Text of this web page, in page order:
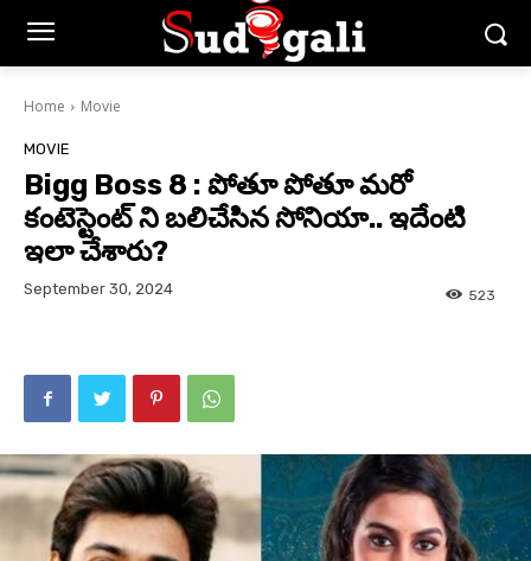
Home Movie
MOVIE
Bigg Boss 8 : పోతూ పోతూ మరో
కంటెస్టెంట్ ని బలిచేసిన సోనియా.. ఇదేంటి
ఇలా చేశారు?
September 30, 2024 523